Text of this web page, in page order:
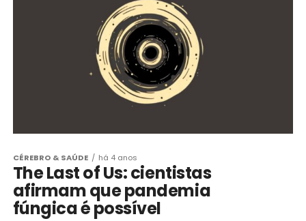
CÉREBRO & SAÚDE há 4 anos
The Last of Us: cientistas
afirmam que pandemia
fúngica é possível